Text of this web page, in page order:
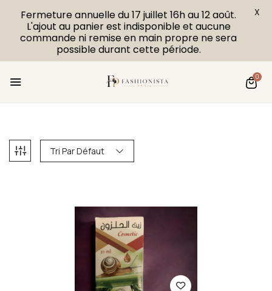
0
Tri Par Défaut
Fermeture annuelle du 17 juillet 16h au 12 août.
L'ajout au panier est indisponible et aucune
commande ni remise en main propre ne sera
possible durant cette période.
X